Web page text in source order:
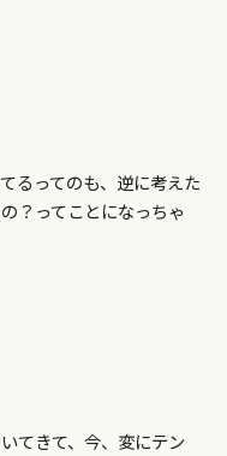
るってのも、逆に考えた
？ってことになっちゃ
てきて、今、変にテン